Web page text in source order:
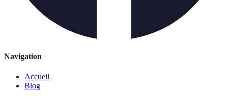
Navigation
Accueil
Blog